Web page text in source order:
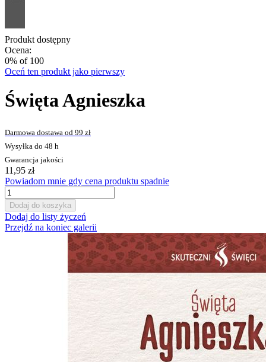
Produkt dostępny
Ocena:
0% of 100
Oceń ten produkt jako pierwszy
Święta Agnieszka
Darmowa dostawa od 99 zł
Wysyłka do 48 h
Gwarancja jakości
11,95 zł
Powiadom mnie gdy cena produktu spadnie
Dodaj do koszyka
Dodaj do listy życzeń
Przejdź na koniec galerii